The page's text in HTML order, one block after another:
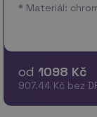
* Materiál:
od 1098 Kč
907.44 Kč bez